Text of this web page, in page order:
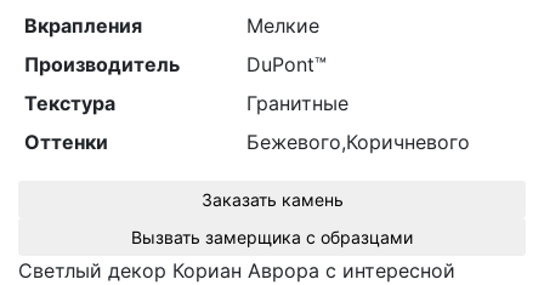
Вкрапления
Мелкие
Производитель
DuPont™
Текстура
Гранитные
Оттенки
Бежевого,Коричневого
Заказать камень
Вызвать замерщика с образцами
Светлый декор Кориан Аврора с интересной